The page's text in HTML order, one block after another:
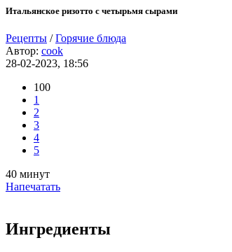
Итальянское ризотто с четырьмя сырами
Рецепты /Горячие блюда
Автор: cook
28-02-2023, 18:56
100
1
2
3
4
5
40 минут
Напечатать
Ингредиенты